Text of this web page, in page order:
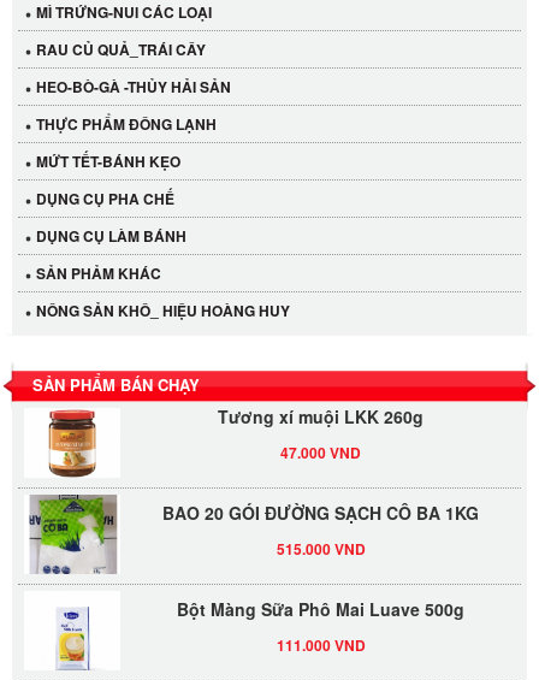
MÌ TRỨNG-NUI CÁC LOẠI
RAU CỦ QUẢ_TRÁI CÂY
HEO-BÒ-GÀ -THỦY HẢI SẢN
THỰC PHẨM ĐÔNG LẠNH
MỨT TẾT-BÁNH KẸO
DỤNG CỤ PHA CHẾ
DỤNG CỤ LÀM BÁNH
SẢN PHẢM KHÁC
NÔNG SẢN KHÔ_ HIỆU HOÀNG HUY
SẢN PHẨM BÁN CHẠY
Cần Tây Đà Lạt
40.000 VND
LỐC 12 HỦ Tương xí muội LKK 260g
Tương xí muội LKK 260g
BAO 20 GÓI ĐƯỜNG SẠCH CÔ BA 1KG
Bột Màng Sữa Phô Mai Luave 500g